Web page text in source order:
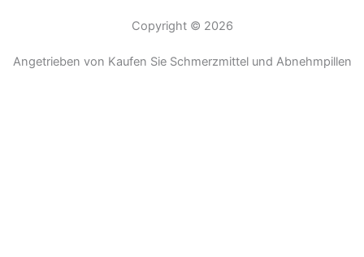
Copyright © 2026
Angetrieben von Kaufen Sie Schmerzmittel und Abnehmpillen